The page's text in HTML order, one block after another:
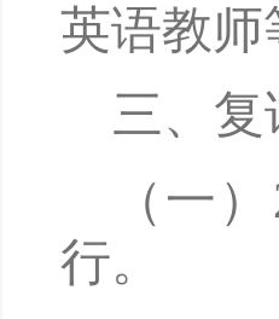
英语教师
三、复
（一）
行。